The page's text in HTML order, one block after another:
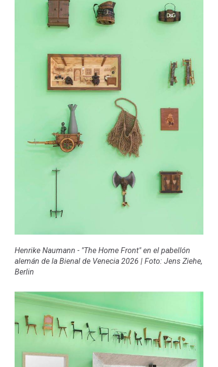
Henrike Naumann - "The Home Front" en el pabellón
alemán de la Bienal de Venecia 2026 | Foto: Jens Ziehe,
Berlin